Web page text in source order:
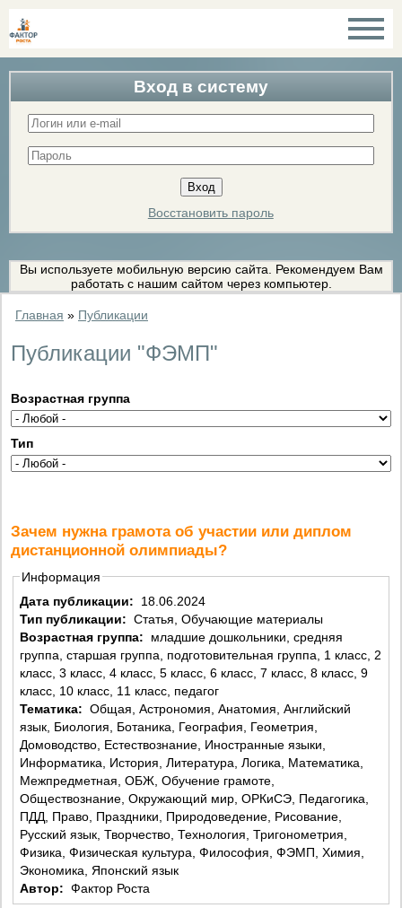
Вход в систему
Восстановить пароль
Вы используете мобильную версию сайта. Рекомендуем Вам
работать с нашим сайтом через компьютер.
Главная » Публикации
Публикации "ФЭМП"
Возрастная группа
Тип
Зачем нужна грамота об участии или диплом
дистанционной олимпиады?
Информация
Дата публикации:
18.06.2024
Тип публикации: Статья, Обучающие материалы
Возрастная группа:
группа, старшая группа, подготовительная группа, 1 класс, 2
класс, 3 класс, 4 класс, 5 класс, 6 класс, 7 класс, 8 класс, 9
класс, 10 класс, 11 класс, педагог
Тематика: Общая, Астрономия, Анатомия, Английский
язык, Биология, Ботаника, География, Геометрия,
Домоводство, Естествознание, Иностранные языки,
Информатика, История, Литература, Логика, Математика,
Межпредметная, ОБЖ, Обучение грамоте,
Обществознание, Окружающий мир, ОРКиСЭ, Педагогика,
ПДД, Право, Праздники, Природоведение, Рисование,
Русский язык, Творчество, Технология, Тригонометрия,
Физика, Физическая культура, Философия, ФЭМП, Химия,
Экономика, Японский язык
Автор: Фактор Роста